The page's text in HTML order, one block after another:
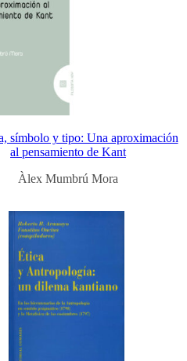
símbolo y tipo: Una aproximación
al pensamiento de Kant
Àlex Mumbrú Mora